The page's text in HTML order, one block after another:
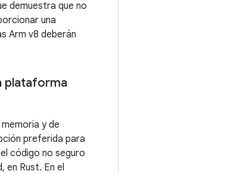
demuestra que no
una
Arm v8 deberán
plataforma
y de
preferida para
código no seguro
en Rust. En el